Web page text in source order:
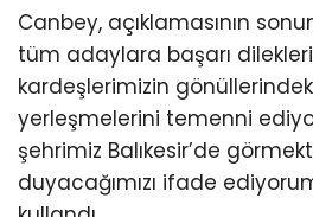
Canbey, açıklamasının
tüm adaylara başarı
kardeşlerimizin
yerleşmelerini temenni
şehrimiz Balıkesir’de
duyacağımızı ifade